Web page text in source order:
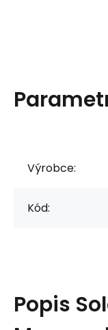
Výrobce:
Kód:
Popis